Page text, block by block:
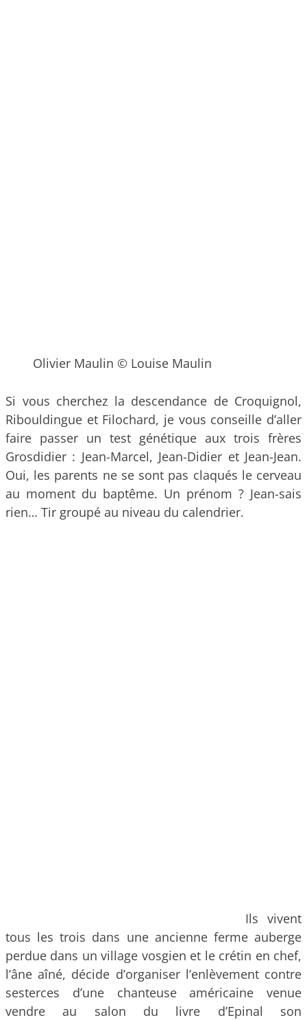
Olivier Maulin © Louise Maulin
Si vous cherchez la descendance de Croquignol,
Ribouldingue et Filochard, je vous conseille d’aller
faire passer un test génétique aux trois frères
Grosdidier : Jean-Marcel, Jean-Didier et Jean-Jean.
Oui, les parents ne se sont pas claqués le cerveau
au moment du baptême. Un prénom ? Jean-sais
rien… Tir groupé au niveau du calendrier.
Ils vivent
tous les trois dans une ancienne ferme auberge
perdue dans un village vosgien et le crétin en chef,
l’âne aîné, décide d’organiser l’enlèvement contre
sesterces d’une chanteuse américaine venue
vendre au salon du livre d’Epinal son